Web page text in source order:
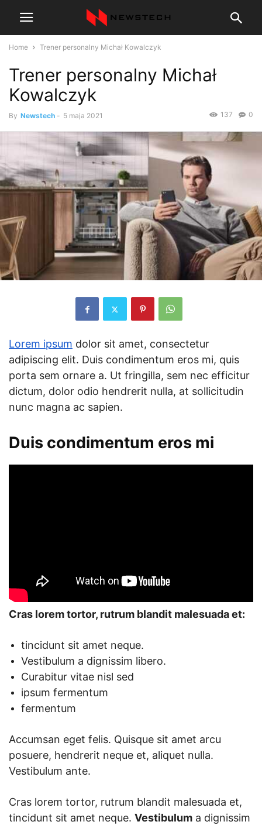
Home Trener personalny Michał Kowalczyk
Trener personalny Michał
Kowalczyk
By Newstech - 5 maja 2021 0
137
Lorem ipsum dolor sit amet, consectetur
adipiscing elit. Duis condimentum eros mi, quis
porta sem ornare a. Ut fringilla, sem nec efficitur
dictum, dolor odio hendrerit nulla, at sollicitudin
nunc magna ac sapien.
Duis condimentum eros mi
Cras lorem tortor, rutrum blandit malesuada et:
tincidunt sit amet neque.
Vestibulum a dignissim libero.
Curabitur vitae nisl sed
ipsum fermentum
fermentum
Accumsan eget felis. Quisque sit amet arcu
posuere, hendrerit neque et, aliquet nulla.
Vestibulum ante.
Cras lorem tortor, rutrum blandit malesuada et,
tincidunt sit amet neque. Vestibulum a dignissim